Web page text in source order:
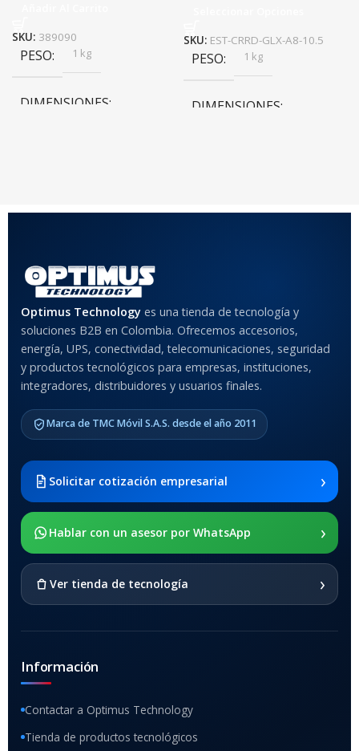
SKU: 389090
PESO 1 kg
DIMENSIONES
SKU: EST-CRRD-GLX-A8-10.5
PESO 1 kg
DIMENSIONES
Anti-Shock
MODELO DE TABLETS
COMPATIBLES
Samsung Galaxy Tab A8 10.5
2021 SM-x200 / Samsung
x205
SOPORTE DE APOYO
Optimus Technology es una tienda de tecnología y
soluciones B2B en Colombia. Ofrecemos accesorios,
energía, UPS, conectividad, telecomunicaciones, seguridad
y productos tecnológicos para empresas, instituciones,
integradores, distribuidores y usuarios finales.
Marca de TMC Móvil S.A.S. desde el año 2011
Solicitar cotización empresarial ›
Hablar con un asesor por WhatsApp ›
Ver tienda de tecnología ›
Información
Contactar a Optimus Technology
Tienda de productos tecnológicos